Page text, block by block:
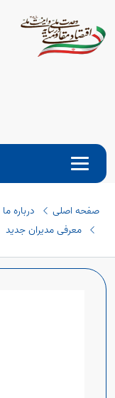
Open
صفحه اصلی
درباره ما
معرفی مدیران جدید